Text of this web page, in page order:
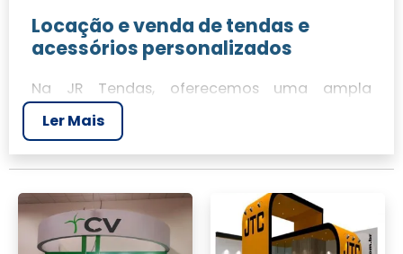
Locação e venda de tendas e
acessórios personalizados
Na JR Tendas, oferecemos uma ampla
variedade de tendas e acessórios
personalizados para atender a qualquer
evento. Nossas tendas sanfonadas são ideais
proteção e um espaço funcional para seus
convidados. Explore nossas soluções de
locação e venda, adaptadas às suas
Ler Mais